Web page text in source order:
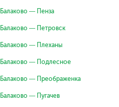
Балаково — Пенза
Балаково — Петровск
Балаково — Плеханы
Балаково — Подлесное
Балаково — Преображенка
Балаково — Пугачев